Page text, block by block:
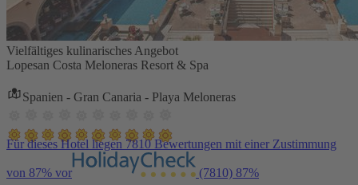
Vielfältiges kulinarisches Angebot
Lopesan Costa Meloneras Resort & Spa
Spanien - Gran Canaria - Playa Meloneras
Für dieses Hotel liegen 7810 Bewertungen mit einer Zustimmung
von 87% vor (7810) 87%